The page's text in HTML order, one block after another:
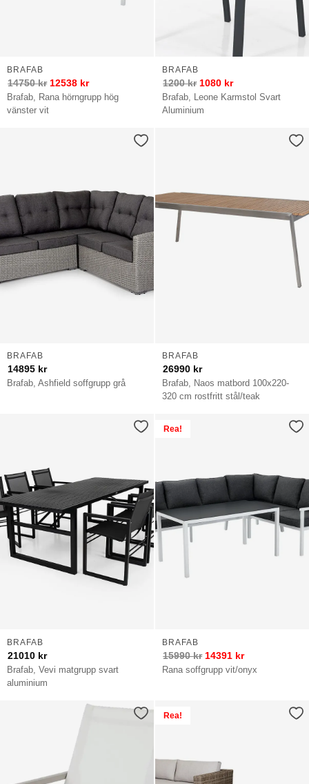
Brafab, Rana hörngrupp hög
vänster vit
BRAFAB
14750kr 12538 kr
Brafab, Leone Karmstol Svart
Aluminium
BRAFAB
1200kr 1080 kr
Brafab, Ashfield soffgrupp grå
BRAFAB
14895 kr
Brafab, Naos matbord 100x220-
320 cm rostfritt stål/teak
BRAFAB
26990 kr
Brafab, Vevi matgrupp svart
aluminium
BRAFAB
21010 kr
Rea!
Rana soffgrupp vit/onyx
BRAFAB
15990kr 14391 kr
Rea!